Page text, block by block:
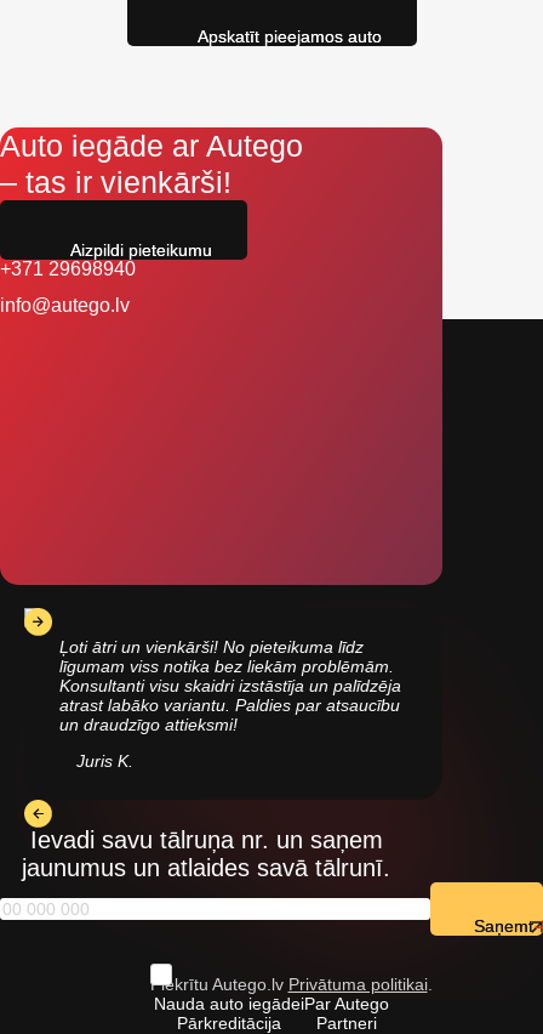
Auto iegāde ar Autego
– tas ir vienkārši!
+371 29698940
info@autego.lv
Ļoti ātri un vienkārši! No pieteikuma līdz
līgumam viss notika bez liekām problēmām.
Konsultanti visu skaidri izstāstīja un palīdzēja
atrast labāko variantu. Paldies par atsaucību
un draudzīgo attieksmi!
Juris K.
Ievadi savu tālruņa nr. un saņem
jaunumus un atlaides savā tālrunī.
Piekrītu Autego.lv Privātuma politikai.
Nauda auto iegādei
Pārkreditācija
Par Autego
Partneri